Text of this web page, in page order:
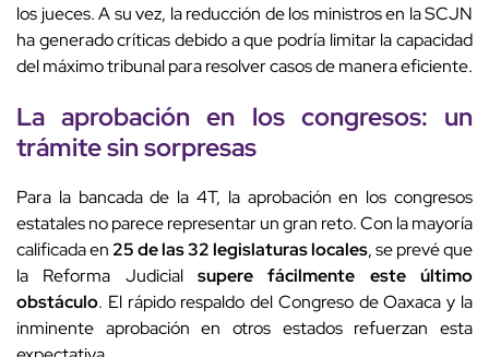
los jueces. A su vez, la reducción de los ministros en la SCJN
ha generado críticas debido a que podría limitar la capacidad
del máximo tribunal para resolver casos de manera eficiente.
La aprobación en los congresos: un
trámite sin sorpresas
Para la bancada de la 4T, la aprobación en los congresos
estatales no parece representar un gran reto. Con la mayoría
calificada en 25 de las 32 legislaturas locales, se prevé que
la Reforma Judicial supere fácilmente este último
obstáculo. El rápido respaldo del Congreso de Oaxaca y la
inminente aprobación en otros estados refuerzan esta